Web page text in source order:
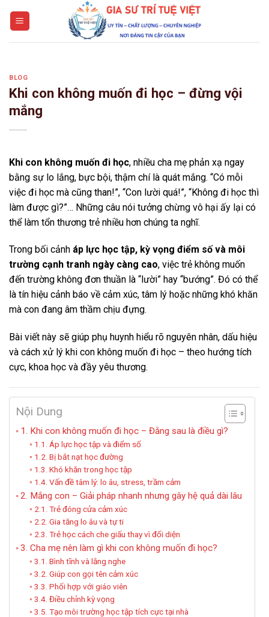
BLOG
Khi con không muốn đi học – đừng vội
mắng
Khi con không muốn đi học, nhiều cha mẹ phản xạ ngay
bằng sự lo lắng, bực bội, thậm chí là quát mắng. “Có mỗi
việc đi học mà cũng than!”, “Con lười quá!”, “Không đi học thì
làm được gì?”… Những câu nói tưởng chừng vô hại ấy lại có
thể làm tổn thương trẻ nhiều hơn chúng ta nghĩ.
Trong bối cảnh áp lực học tập, kỳ vọng điểm số và môi
trường cạnh tranh ngày càng cao, việc trẻ không muốn
đến trường không đơn thuần là “lười” hay “bướng”. Đó có thể
là tín hiệu cảnh báo về cảm xúc, tâm lý hoặc những khó khăn
mà con đang âm thầm chịu đựng.
Bài viết này sẽ giúp phụ huynh hiểu rõ nguyên nhân, dấu hiệu
và cách xử lý khi con không muốn đi học – theo hướng tích
cực, khoa học và đầy yêu thương.
Nội Dung
1. Khi con không muốn đi học – Đằng sau là điều gì?
1.1. Áp lực học tập và điểm số
1.2. Bị bắt nạt học đường
1.3. Khó khăn trong học tập
1.4. Vấn đề tâm lý: lo âu, stress, trầm cảm
2. Mắng con – Giải pháp nhanh nhưng gây hệ quả dài lâu
2.1. Trẻ đóng cửa cảm xúc
2.2. Gia tăng lo âu và tự ti
2.3. Trẻ học cách che giấu thay vì đối diện
3. Cha mẹ nên làm gì khi con không muốn đi học?
3.1. Bình tĩnh và lắng nghe
3.2. Giúp con gọi tên cảm xúc
3.3. Phối hợp với giáo viên
3.4. Điều chỉnh kỳ vọng
3.5. Tạo môi trường học tập tích cực tại nhà